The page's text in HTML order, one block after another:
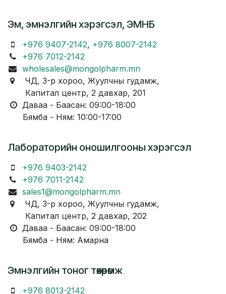
Эм, эмнэлгийн хэрэгсэл, ЭМНБ
+976 9407-2142, +976 8007-2142
+976 7012-2142
wholesales@mongolpharm.mn
ЧД, 3-р хороо, Жуулчны гудамж,
Капитал центр, 2 давхар, 201
Даваа - Баасан: 09:00-18:00
Бямба - Ням: 10:00-17:00
Лабораторийн оношилгооны хэрэгсэл
+976 9403-2142
+976 7011-2142
sales1@mongolpharm.mn
ЧД, 3-р хороо, Жуулчны гудамж,
Капитал центр, 2 давхар, 202
Даваа - Баасан: 09:00-18:00
Бямба - Ням: Амарна
Эмнэлгийн тоног төхөөрөмж
+976 8013-2142